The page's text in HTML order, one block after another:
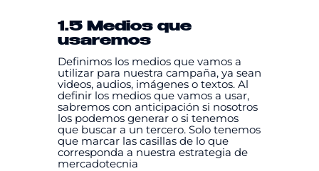
1.5 Medios que
usaremos
Definimos los medios que vamos a
utilizar para nuestra campaña, ya sean
videos, audios, imágenes o textos. Al
definir los medios que vamos a usar,
sabremos con anticipación si nosotros
los podemos generar o si tenemos
que buscar a un tercero. Solo tenemos
que marcar las casillas de lo que
corresponda a nuestra estrategia de
mercadotecnia